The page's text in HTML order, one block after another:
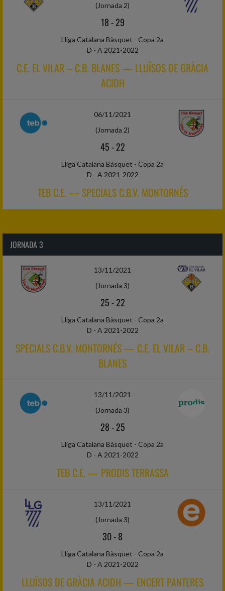
(Jornada 2)
18-29
Lliga Catalana Bàsquet - Copa 2a
D - A 2021-2022
C.E. EL VILAR – C.B. BLANES — LLUÏSOS DE GRÀCIA
ACIDH
06/11/2021
(Jornada 2)
45-22
Lliga Catalana Bàsquet - Copa 2a
D - A 2021-2022
TEB C.E. — SPECIALS C.B.V. MONTORNÉS
JORNADA 3
13/11/2021
(Jornada 3)
25-22
Lliga Catalana Bàsquet - Copa 2a
D - A 2021-2022
SPECIALS C.B.V. MONTORNÉS — C.E. EL VILAR – C.B.
BLANES
13/11/2021
(Jornada 3)
28-25
Lliga Catalana Bàsquet - Copa 2a
D - A 2021-2022
TEB C.E. — PRODIS TERRASSA
13/11/2021
(Jornada 3)
30-8
Lliga Catalana Bàsquet - Copa 2a
D - A 2021-2022
LLUÏSOS DE GRÀCIA ACIDH — ENCERT PANTERES